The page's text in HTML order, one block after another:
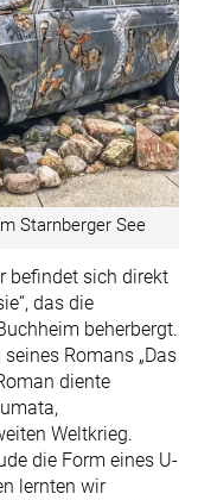
Starnberger See
befindet sich direkt
das die
beherbergt.
Romans „Das
diente
Weltkrieg.
die Form eines U-
lernten wir